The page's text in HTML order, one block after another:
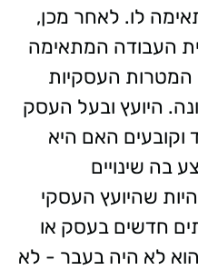
לו. לאחר מכן,
העבודה המתאימה
העסקיות
היועץ ובעל העסק
וקובעים האם היא
בה שינויים
שהיועץ העסקי
חדשים בעסק או
לא היה בעבר - לא